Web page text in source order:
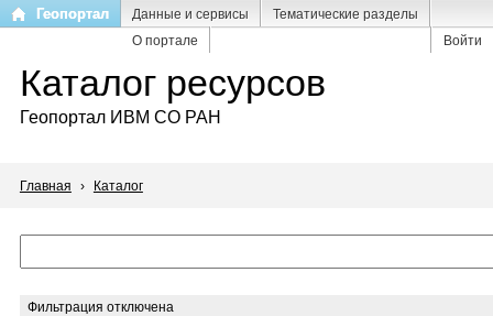
Перейти
содержанию
Геопортал Данные и сервисы
Тематические разделы
О портале
Войти
Каталог ресурсов
Геопортал ИВМ СО РАН
Главная › Каталог
Фильтрация отключена